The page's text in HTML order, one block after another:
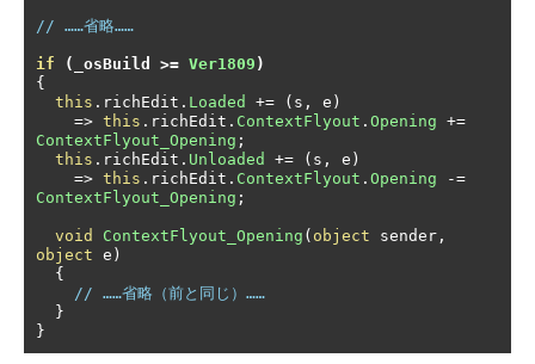
// ……省略……
if ( _osBuild >= Ver1809 )
{
this . richEdit . Loaded += ( s , e )
=> this . richEdit . ContextFlyout . Opening +=
ContextFlyout_Opening ;
this . richEdit . Unloaded += ( s , e )
=> this . richEdit . ContextFlyout . Opening
-=
ContextFlyout_Opening ;
void ContextFlyout_Opening ( object sender ,
object e )
{
// ……省略（前と同じ）……
}
}